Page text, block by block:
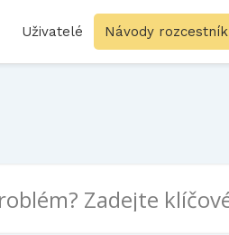
Uživatelé Návody rozcestník